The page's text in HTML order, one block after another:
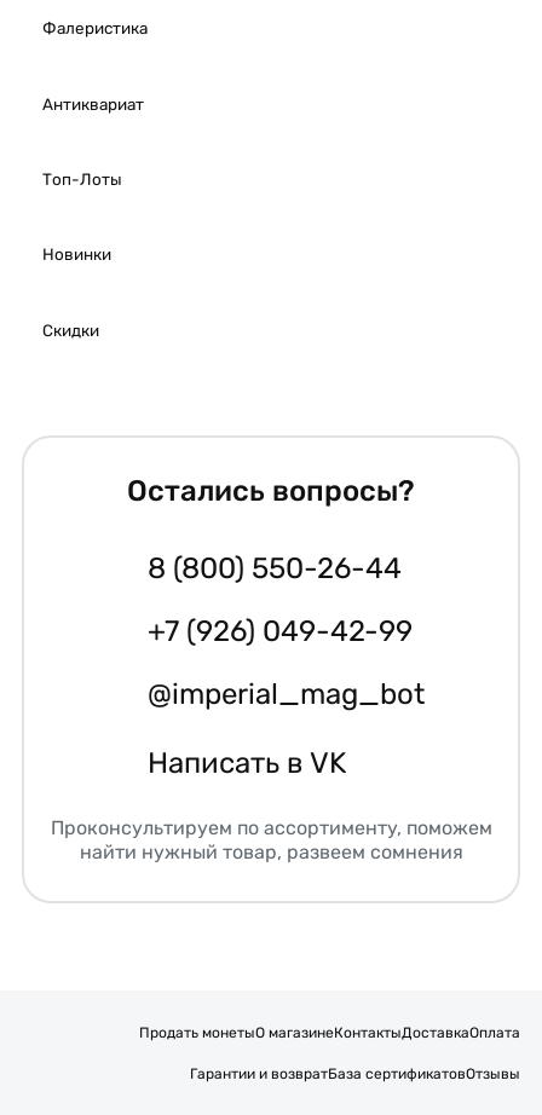
Фалеристика
Антиквариат
Топ-Лоты
Новинки
Скидки
Остались вопросы?
8 (800) 550-26-44
+7 (926) 049-42-99
@imperial_mag_bot
Написать в VK
Проконсультируем по ассортименту, поможем
найти нужный товар, развеем сомнения
Продать монетыО магазинеКонтактыДоставкаОплата
Гарантии и возвратБаза сертификатовОтзывы